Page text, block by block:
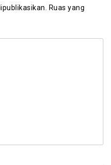
Ruas yang